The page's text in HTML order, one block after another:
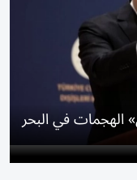
الهجمات في البحر